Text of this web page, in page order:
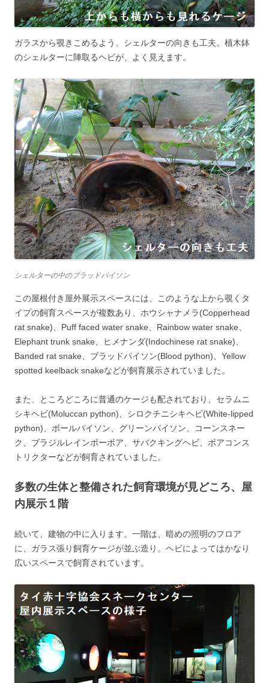
ガラスから覗きこめるよう、シェルターの向きも工夫。植木鉢
のシェルターに陣取るヘビが、よく見えます。
シェルターの中のブラッドパイソン
この屋根付き屋外展示スペースには、このような上から覗くタ
イプの飼育スペースが複数あり、ホウシャナメラ(Copperhead
rat snake)、Puff faced water snake、Rainbow water snake、
Elephant trunk snake、ヒメナンダ(Indochinese rat snake)、
Banded rat snake、ブラッドパイソン(Blood python)、Yellow
spotted keelback snakeなどが飼育展示されていました。
また、ところどころに普通のケージも配されており、セラムニ
シキヘビ(Moluccan python)、シロクチニシキヘビ(White-lipped
python)、ボールパイソン、グリーンパイソン、コーンスネー
ク、ブラジルレインボーボア、サバクキングヘビ、ボアコンス
トリクターなどが飼育されていました。
多数の生体と整備された飼育環境が見どころ、屋
内展示１階
続いて、建物の中に入ります。一階は、暗めの照明のフロア
に、ガラス張り飼育ケージが並ぶ造り。ヘビによってはかなり
広いスペースで飼育されています。